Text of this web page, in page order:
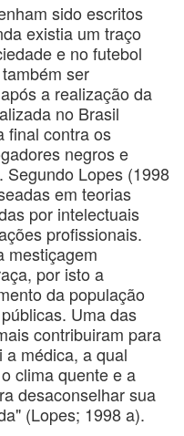
sido escritos
existia um traço
e no futebol
ser
a realização da
no Brasil
final contra os
negros e
Segundo Lopes (1998
em teorias
por intelectuais
profissionais.
mestiçagem
por isto a
da população
Uma das
contribuiram para
médica, a qual
clima quente e a
desaconselhar sua
(Lopes; 1998 a).